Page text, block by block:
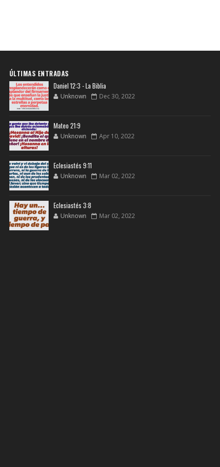
ÚLTIMAS ENTRADAS
Daniel 12:3 - La Biblia
Unknown Dec 30, 2022
Mateo 21:9
Unknown Apr 10, 2022
Eclesiastés 9:11
Unknown Mar 02, 2022
Eclesiastés 3:8
Unknown Mar 02, 2022